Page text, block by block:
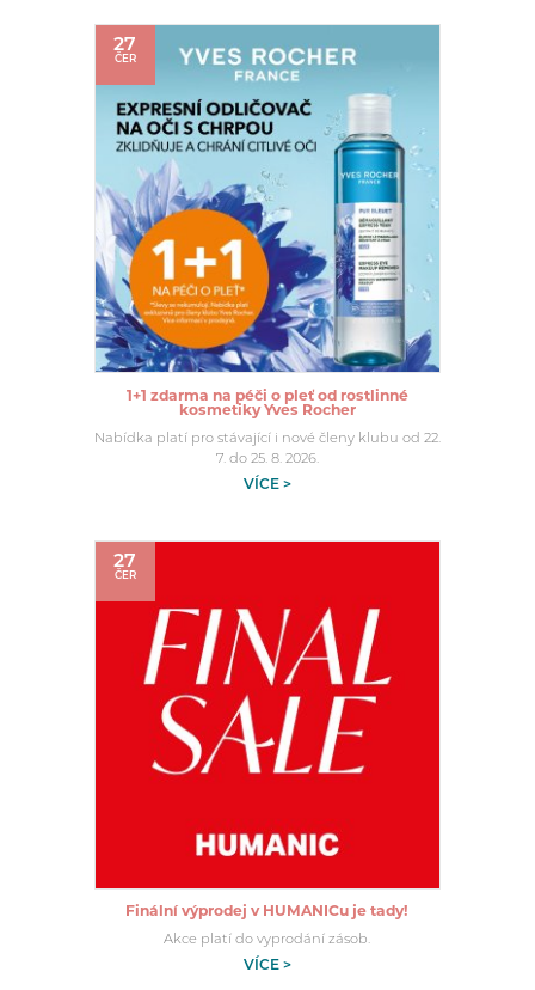
27
ČER
1+1 zdarma na péči o pleť od rostlinné
kosmetiky Yves Rocher
Nabídka platí pro stávající i nové členy klubu od 22.
7. do 25. 8. 2026.
VÍCE >
27
ČER
Finální výprodej v HUMANICu je tady!
Akce platí do vyprodání zásob.
VÍCE >